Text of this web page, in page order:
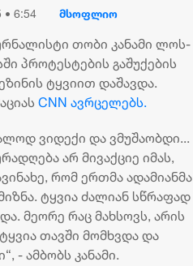
• 6:54 მსოფლიო
თობი კანამი ლოს-
პროტესტების გაშუქების
ტყვიით დაშავდა.
CNN ავრცელებს.
ვიდექი და ვმუშაობდი...
არ მივაქციე იმას,
რომ ერთმა ადამიანმა
ტყვია ძალიან სწრაფად
მეორე რაც მახსოვს, არის
თავში მომხვდა და
- ამბობს კანამი.